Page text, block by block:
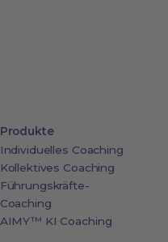
Produkte
Individuelles Coaching
Kollektives Coaching
Führungskräfte-
Coaching
AIMY™ KI Coaching